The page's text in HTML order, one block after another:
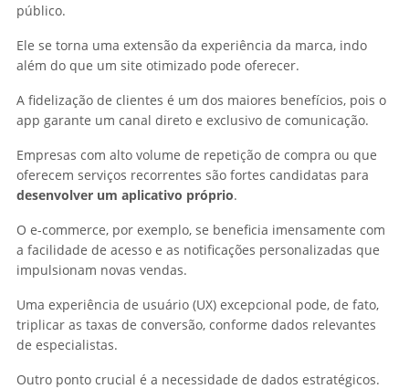
público.
Ele se torna uma extensão da experiência da marca, indo
além do que um site otimizado pode oferecer.
A fidelização de clientes é um dos maiores benefícios, pois o
app garante um canal direto e exclusivo de comunicação.
Empresas com alto volume de repetição de compra ou que
oferecem serviços recorrentes são fortes candidatas para
desenvolver um aplicativo próprio.
O e-commerce, por exemplo, se beneficia imensamente com
a facilidade de acesso e as notificações personalizadas que
impulsionam novas vendas.
Uma experiência de usuário (UX) excepcional pode, de fato,
triplicar as taxas de conversão, conforme dados relevantes
de especialistas.
Outro ponto crucial é a necessidade de dados estratégicos.